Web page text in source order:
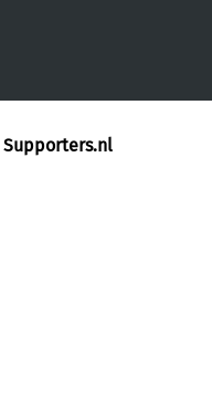
Supporters.nl